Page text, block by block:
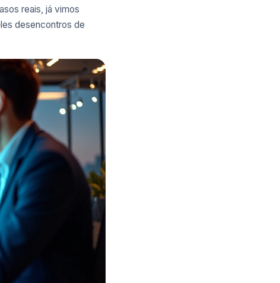
reais, já vimos
desencontros de